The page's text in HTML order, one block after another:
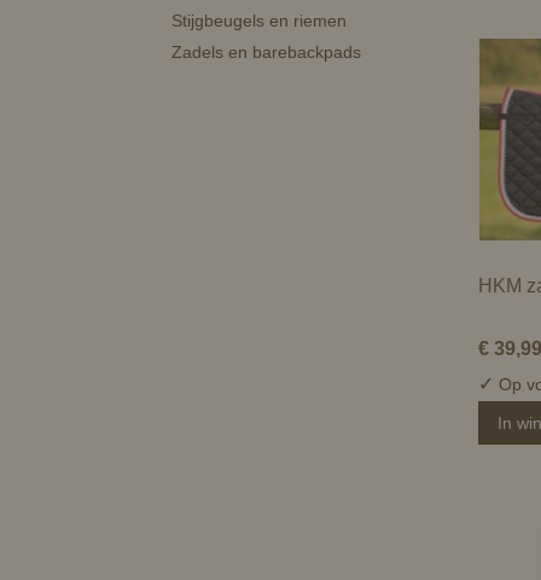
Stijgbeugels en riemen
Zadels en barebackpads
HKM
€ 39,99
✓ Op
In